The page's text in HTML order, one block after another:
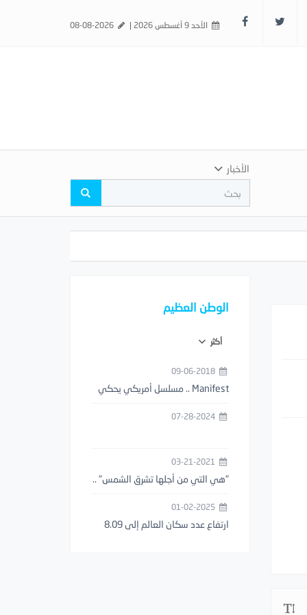
الأحد 9 أغسطس 2026 |
الأخبار
الوطن العظيم
أكثر
09-06-2018
‏Manifest .. مسلسل أمريكي يحكي
5 سنوات
07-28-2024
"هي التي من أجلها تشرق الشمس" ..
3000 آلاف سنة ..!
01-02-2025
ارتفاع عدد سكان العالم إلى 8.09